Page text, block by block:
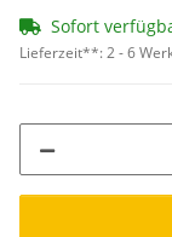
Sofort
Lieferzeit**:2 - 6